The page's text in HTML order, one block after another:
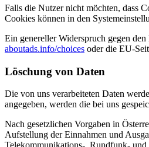
Falls die Nutzer nicht möchten, dass
Cookies können in den
Ein genereller Widerspruch gegen
aboutads.info/choices oder die EU-
Löschung von Daten
Die von uns verarbeiteten Daten
angegeben, werden die bei uns
Nach gesetzlichen Vorgaben in
Aufstellung der Einnahmen und